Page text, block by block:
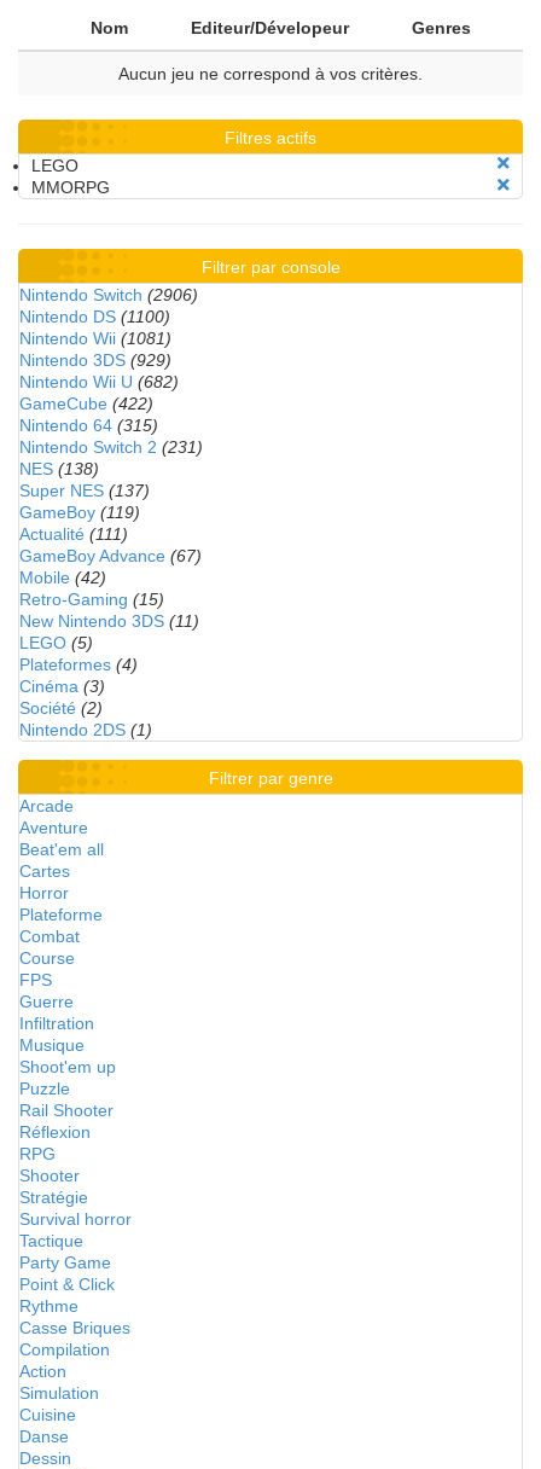
Nom Editeur/Dévelopeur Genres
Aucun jeu ne correspond à vos critères.
Filtres actifs
LEGO
MMORPG
Filtrer par console
Nintendo Switch (2906)
Nintendo DS (1100)
Nintendo Wii (1081)
Nintendo 3DS (929)
Nintendo Wii U (682)
GameCube (422)
Nintendo 64 (315)
Nintendo Switch 2 (231)
NES (138)
Super NES (137)
GameBoy (119)
Actualité (111)
GameBoy Advance (67)
Mobile (42)
Retro-Gaming (15)
New Nintendo 3DS (11)
LEGO (5)
Plateformes (4)
Cinéma (3)
Société (2)
Nintendo 2DS (1)
Filtrer par genre
Arcade
Aventure
Beat'em all
Cartes
Horror
Plateforme
Combat
Course
FPS
Guerre
Infiltration
Musique
Shoot'em up
Puzzle
Rail Shooter
Réflexion
RPG
Shooter
Stratégie
Survival horror
Tactique
Party Game
Point & Click
Rythme
Casse Briques
Compilation
Action
Simulation
Cuisine
Danse
Dessin